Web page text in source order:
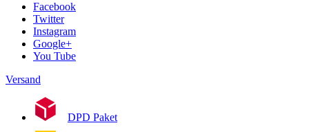
Facebook
Twitter
Instagram
Google+
You Tube
Versand
DPD Paket